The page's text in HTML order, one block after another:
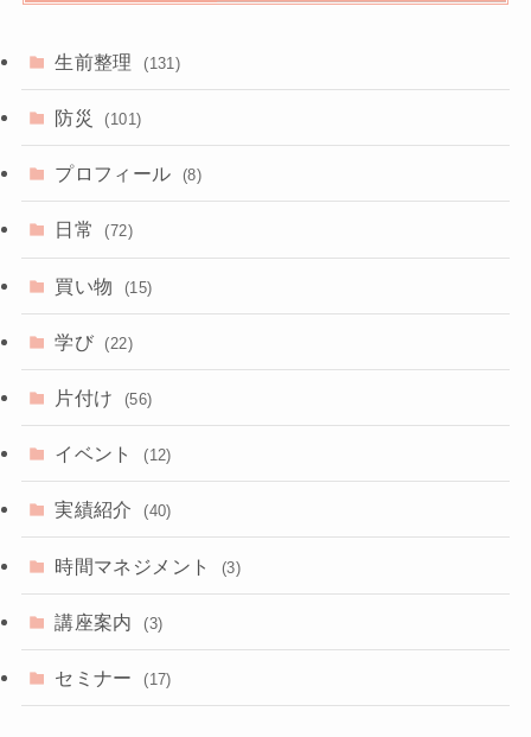
生前整理 (131)
防災 (101)
プロフィール (8)
日常 (72)
買い物 (15)
学び (22)
片付け (56)
イベント (12)
実績紹介 (40)
時間マネジメント (3)
講座案内 (3)
セミナー (17)